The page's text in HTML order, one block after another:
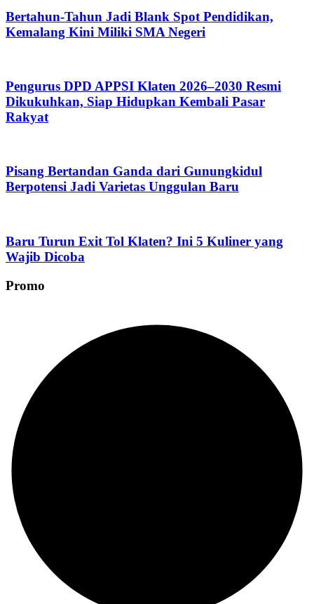
Bertahun-Tahun Jadi Blank Spot Pendidikan,
Kemalang Kini Miliki SMA Negeri
Pengurus DPD APPSI Klaten 2026–2030 Resmi
Dikukuhkan, Siap Hidupkan Kembali Pasar
Rakyat
Pisang Bertandan Ganda dari Gunungkidul
Berpotensi Jadi Varietas Unggulan Baru
Baru Turun Exit Tol Klaten? Ini 5 Kuliner yang
Wajib Dicoba
Promo